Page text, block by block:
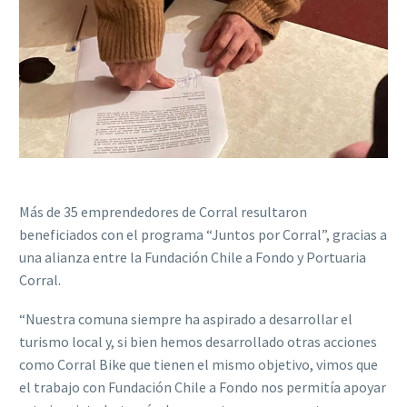
Más de 35 emprendedores de Corral resultaron
beneficiados con el programa “Juntos por Corral”, gracias a
una alianza entre la Fundación Chile a Fondo y Portuaria
Corral.
“Nuestra comuna siempre ha aspirado a desarrollar el
turismo local y, si bien hemos desarrollado otras acciones
como Corral Bike que tienen el mismo objetivo, vimos que
el trabajo con Fundación Chile a Fondo nos permitía apoyar